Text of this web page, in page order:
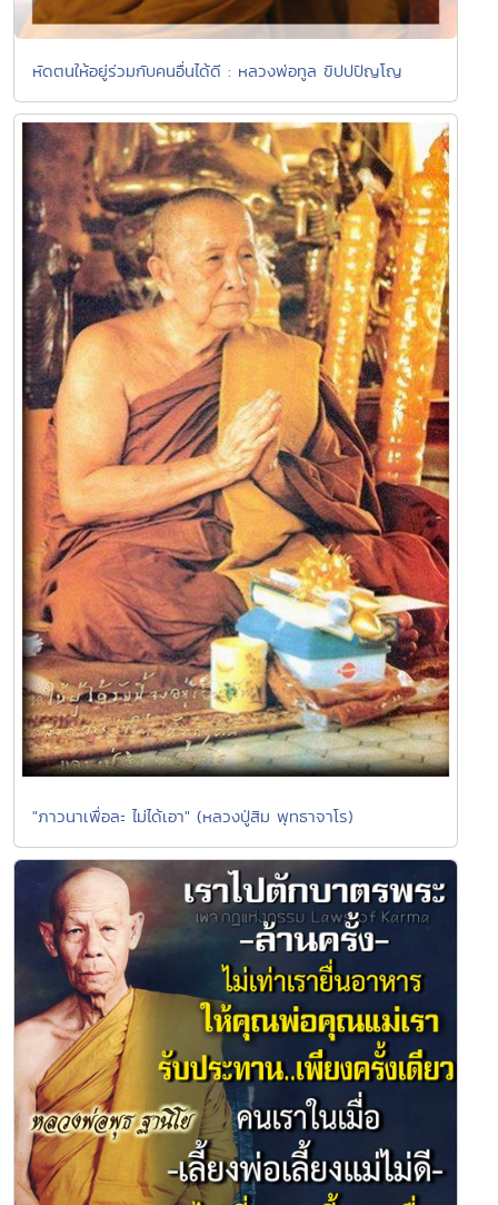
หัดตนให้อยู่ร่วมกับคนอื่นได้ดี : หลวงพ่อทูล ขิปปปัญโญ
"ภาวนาเพื่อละ ไม่ได้เอา" (หลวงปู่สิม พุทธาจาโร)